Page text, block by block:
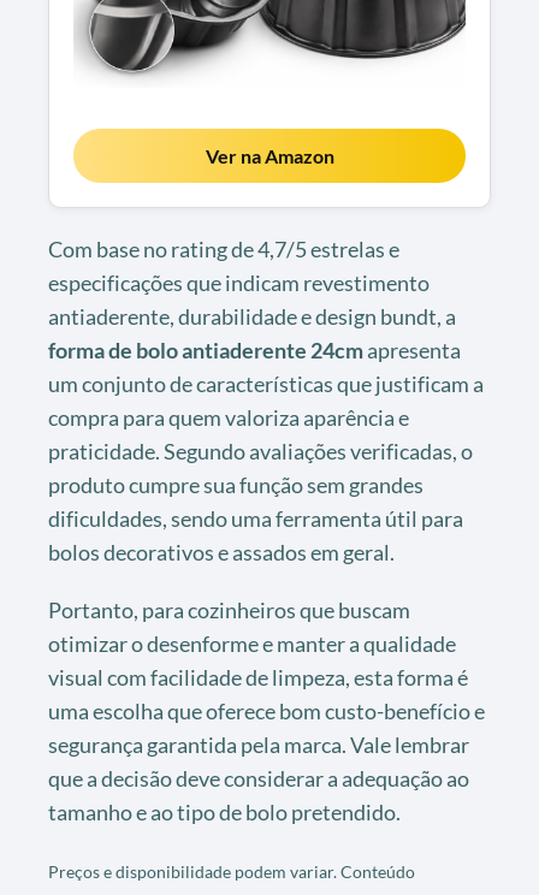
Ver na Amazon
Com base no rating de 4,7/5 estrelas e
especificações que indicam revestimento
antiaderente, durabilidade e design bundt, a
forma de bolo antiaderente 24cmapresenta
um conjunto de características que justificam a
compra para quem valoriza aparência e
praticidade. Segundo avaliações verificadas, o
produto cumpre sua função sem grandes
dificuldades, sendo uma ferramenta útil para
bolos decorativos e assados em geral.
Portanto, para cozinheiros que buscam
otimizar o desenforme e manter a qualidade
visual com facilidade de limpeza, esta forma é
uma escolha que oferece bom custo-benefício e
segurança garantida pela marca. Vale lembrar
que a decisão deve considerar a adequação ao
tamanho e ao tipo de bolo pretendido.
Preços e disponibilidade podem variar. Conteúdo